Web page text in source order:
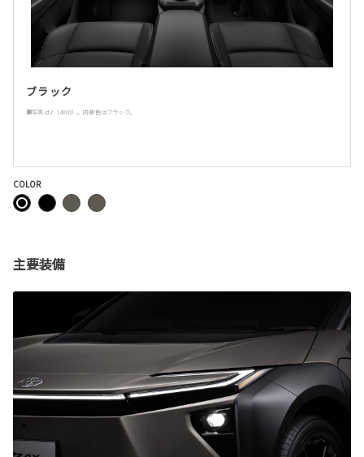
ブラック
■写真はZ（4WD）。内装色はブラック。
COLOR
主要装備